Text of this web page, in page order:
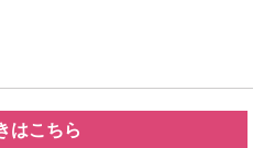
はこちら